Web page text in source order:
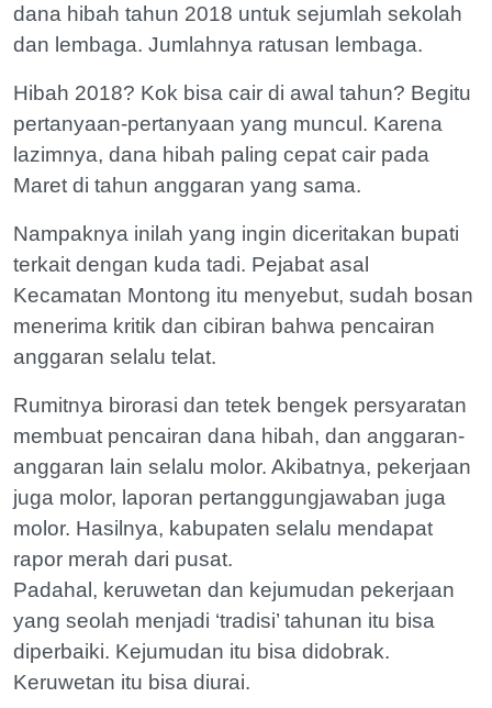
dana hibah tahun 2018 untuk sejumlah sekolah
dan lembaga. Jumlahnya ratusan lembaga.
Hibah 2018? Kok bisa cair di awal tahun? Begitu
pertanyaan-pertanyaan yang muncul. Karena
lazimnya, dana hibah paling cepat cair pada
Maret di tahun anggaran yang sama.
Nampaknya inilah yang ingin diceritakan bupati
terkait dengan kuda tadi. Pejabat asal
Kecamatan Montong itu menyebut, sudah bosan
menerima kritik dan cibiran bahwa pencairan
anggaran selalu telat.
Rumitnya birorasi dan tetek bengek persyaratan
membuat pencairan dana hibah, dan anggaran-
anggaran lain selalu molor. Akibatnya, pekerjaan
juga molor, laporan pertanggungjawaban juga
molor. Hasilnya, kabupaten selalu mendapat
rapor merah dari pusat.
Padahal, keruwetan dan kejumudan pekerjaan
yang seolah menjadi ‘tradisi’ tahunan itu bisa
diperbaiki. Kejumudan itu bisa didobrak.
Keruwetan itu bisa diurai.